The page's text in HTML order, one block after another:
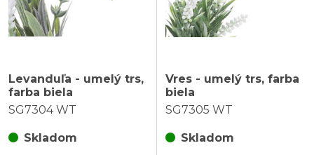
Levanduľa - umelý trs,
farba biela
SG7304 WT
Skladom
Vres - umelý trs, farba
biela
SG7305 WT
Skladom